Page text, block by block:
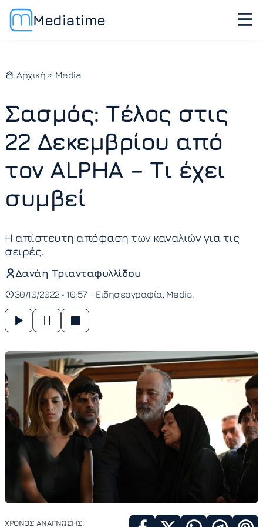
Mediatime
Αρχική » Media
Σασμός: Τέλος στις
22 Δεκεμβρίου από
τον ALPHA – Τι έχει
συμβεί
Η απίστευτη απόφαση των καναλιών για τις
σειρές.
Δανάη Τριανταφυλλίδου
30/10/2022 • 10:57 - Ειδησεογραφία Media
ΧΡΟΝΟΣ ΑΝΑΓΝΩΣΗΣ: